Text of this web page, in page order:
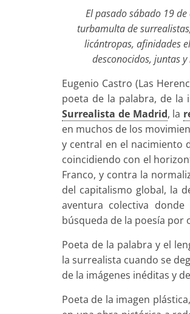
El pasado sábado 19
turbamulta de
licántropas, afinidades
desconocidos, juntas
Eugenio Castro (Las
poeta de la palabra, de la
Surrealista de Madrid, la
en muchos de los
y central en el nacimiento
coincidiendo con el
Franco, y contra la
del capitalismo global, la
aventura colectiva
búsqueda de la poesía por
Poeta de la palabra y el
la surrealista cuando se
de la imágenes inéditas y
Poeta de la imagen